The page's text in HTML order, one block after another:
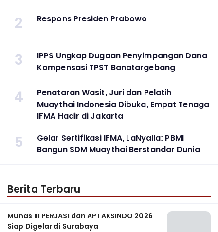
2 Respons Presiden Prabowo
3
IPPS Ungkap Dugaan Penyimpangan Dana
Kompensasi TPST Banatargebang
4
Penataran Wasit, Juri dan Pelatih
Muaythai Indonesia Dibuka, Empat Tenaga
IFMA Hadir di Jakarta
5
Gelar Sertifikasi IFMA, LaNyalla: PBMI
Bangun SDM Muaythai Berstandar Dunia
Berita Terbaru
Munas III PERJASI dan APTAKSINDO 2026
Siap Digelar di Surabaya